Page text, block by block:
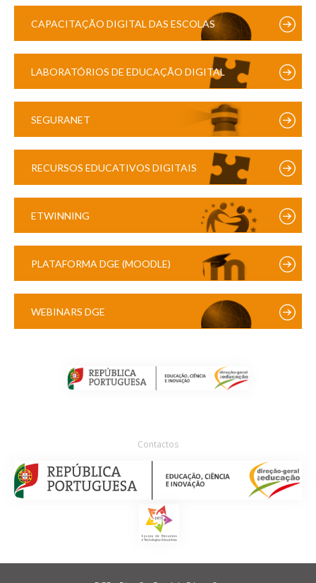
CAPACITAÇÃO DIGITAL DAS ESCOLAS
LABORATÓRIOS DE EDUCAÇÃO DIGITAL
SEGURANET
RECURSOS EDUCATIVOS DIGITAIS
ETWINNING
PLATAFORMA DGE (MOODLE)
WEBINARS DGE
Contactos